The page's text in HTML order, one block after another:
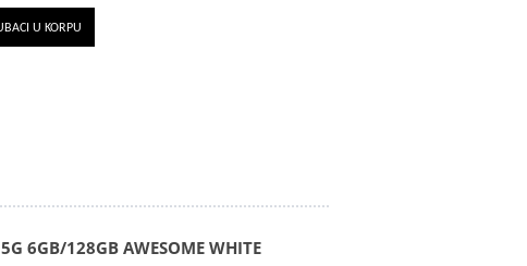
U KORPU
6GB/128GB AWESOME WHITE